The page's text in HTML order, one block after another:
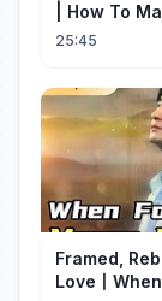
| How To
25:45
Framed,
Love丨